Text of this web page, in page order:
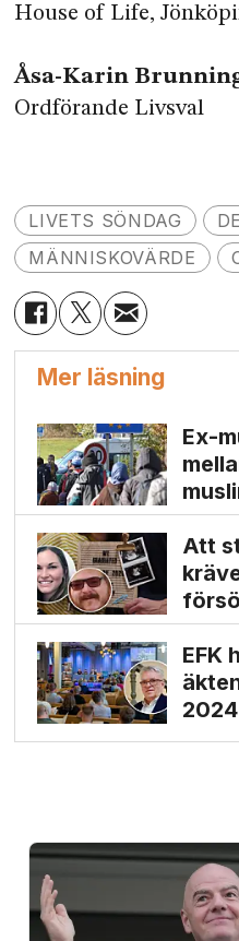
House of Life,
Åsa-Karin
Ordförande Livsval
LIVETS SÖNDAG
MÄNNISKOVÄRDE
Mer läsning
Ex-
Att
EFK
2024